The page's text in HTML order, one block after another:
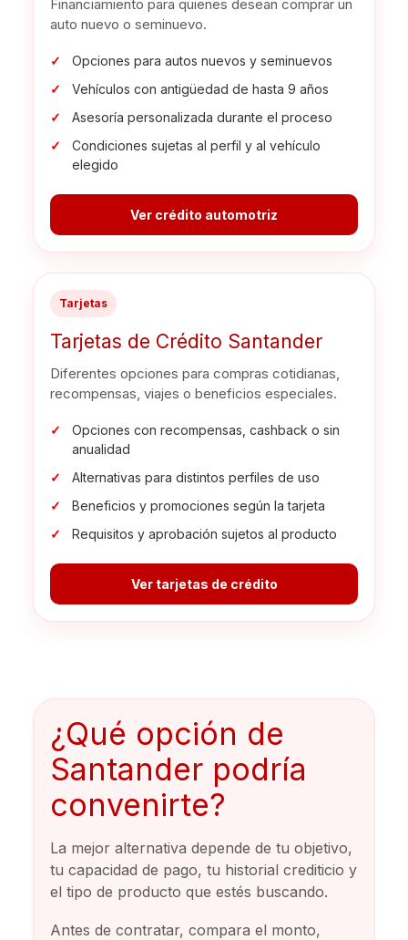
Financiamiento para quienes desean comprar un
auto nuevo o seminuevo.
Opciones para autos nuevos y seminuevos
Vehículos con antigüedad de hasta 9 años
Asesoría personalizada durante el proceso
Condiciones sujetas al perfil y al vehículo
elegido
Ver crédito automotriz
Tarjetas
Tarjetas de Crédito Santander
Diferentes opciones para compras cotidianas,
recompensas, viajes o beneficios especiales.
Opciones con recompensas, cashback o sin
anualidad
Alternativas para distintos perfiles de uso
Beneficios y promociones según la tarjeta
Requisitos y aprobación sujetos al producto
Ver tarjetas de crédito
¿Qué opción de
Santander podría
convenirte?
La mejor alternativa depende de tu objetivo,
tu capacidad de pago, tu historial crediticio y
el tipo de producto que estés buscando.
Antes de contratar, compara el monto,